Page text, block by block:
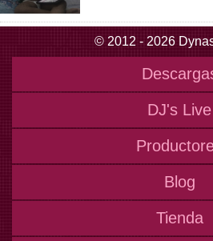
© 2012 - 2026
DJ's Live
Blog
Tienda